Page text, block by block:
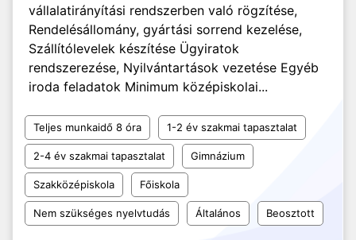
vállalatirányítási rendszerben való rögzítése,
Rendelésállomány, gyártási sorrend kezelése,
Szállítólevelek készítése Ügyiratok
rendszerezése, Nyilvántartások vezetése Egyéb
iroda feladatok Minimum középiskolai...
Teljes munkaidő 8 óra 1-2 év szakmai tapasztalat
2-4 év szakmai tapasztalat Gimnázium
Szakközépiskola Főiskola
Nem szükséges nyelvtudás Általános Beosztott